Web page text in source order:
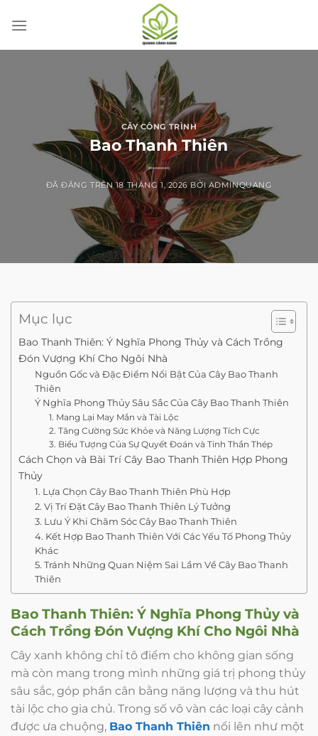
đến
CÂY CÔNG TRÌNH
Bao Thanh Thiên
ĐÃ ĐĂNG TRÊN18 THÁNG 1, 2026 BỞIADMINQUANG
Mục lục
Bao Thanh Thiên: Ý Nghĩa Phong Thủy và Cách Trồng
Đón Vượng Khí Cho Ngôi Nhà
Nguồn Gốc và Đặc Điểm Nổi Bật Của Cây Bao Thanh
Thiên
Ý Nghĩa Phong Thủy Sâu Sắc Của Cây Bao Thanh Thiên
1. Mang Lại May Mắn và Tài Lộc
2. Tăng Cường Sức Khỏe và Năng Lượng Tích Cực
3. Biểu Tượng Của Sự Quyết Đoán và Tinh Thần Thép
Cách Chọn và Bài Trí Cây Bao Thanh Thiên Hợp Phong
Thủy
1. Lựa Chọn Cây Bao Thanh Thiên Phù Hợp
2. Vị Trí Đặt Cây Bao Thanh Thiên Lý Tưởng
3. Lưu Ý Khi Chăm Sóc Cây Bao Thanh Thiên
4. Kết Hợp Bao Thanh Thiên Với Các Yếu Tố Phong Thủy
Khác
5. Tránh Những Quan Niệm Sai Lầm Về Cây Bao Thanh
Thiên
Bao Thanh Thiên: Ý Nghĩa Phong Thủy và
Cách Trồng Đón Vượng Khí Cho Ngôi Nhà
Cây xanh không chỉ tô điểm cho không gian sống
mà còn mang trong mình những giá trị phong thủy
sâu sắc, góp phần cân bằng năng lượng và thu hút
tài lộc cho gia chủ. Trong số vô vàn các loại cây cảnh
được ưa chuộng, Bao Thanh Thiên nổi lên như một